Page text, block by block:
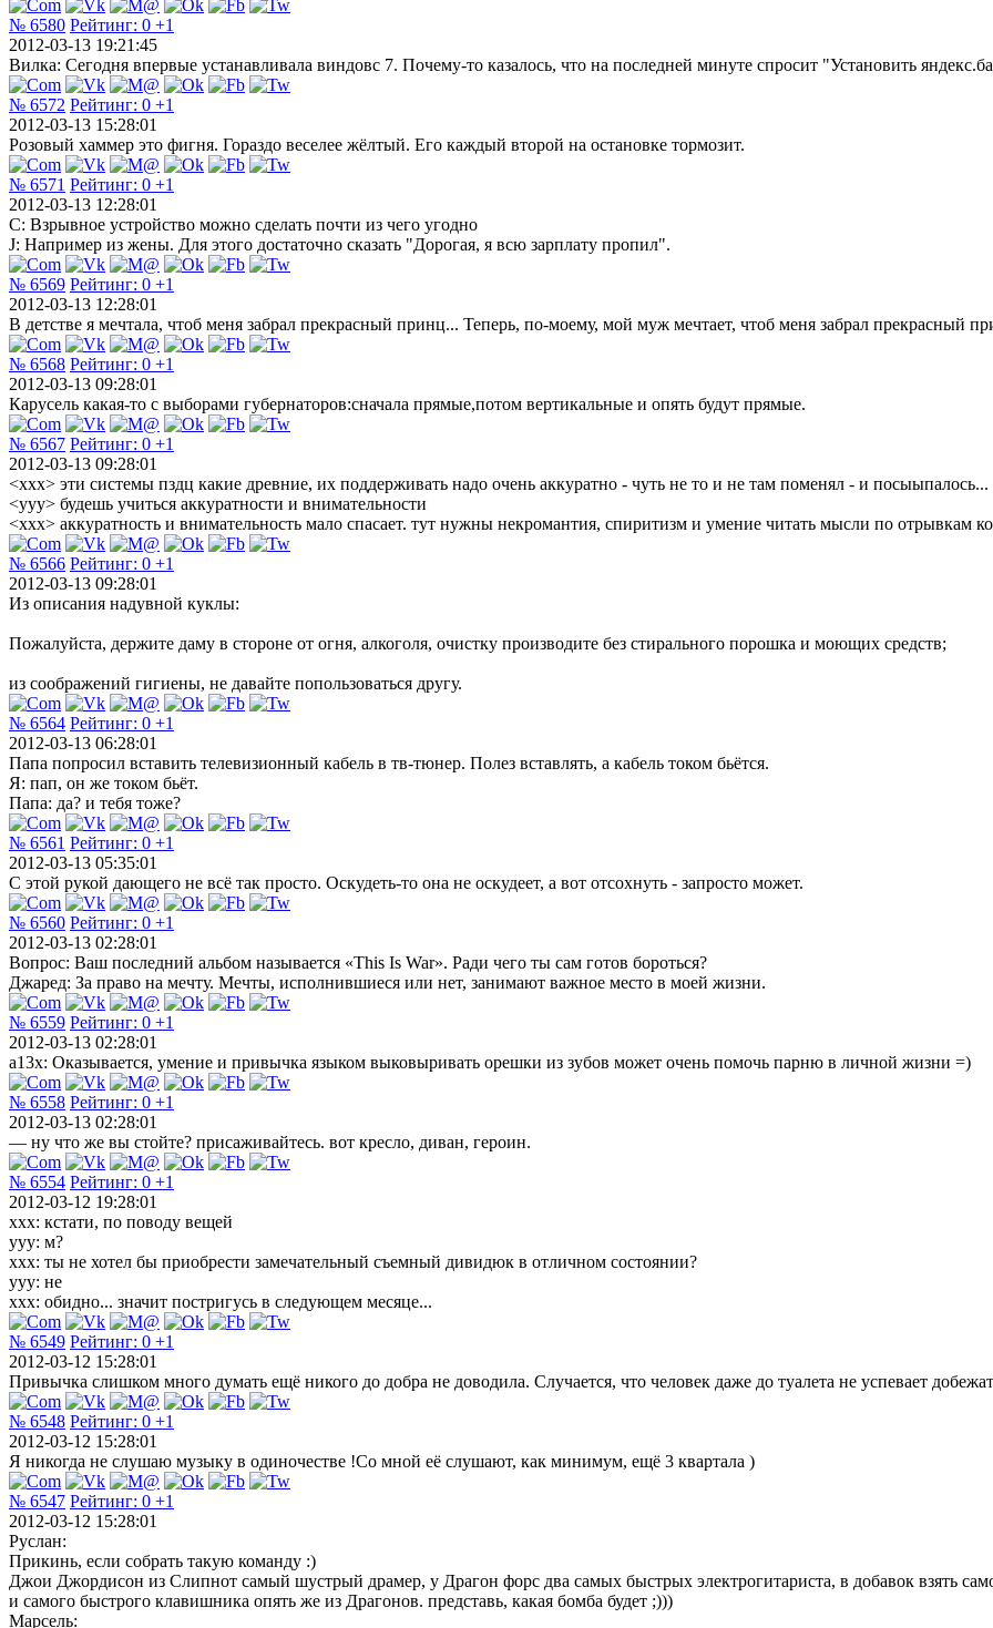
№ 6580 Рейтинг: 0 +1
2012-03-13 19:21:45
Вилка: Сегодня впервые устанавливала виндовс 7. Почему-то казалось, что на последней минуте спросит "Установить
№ 6572 Рейтинг: 0 +1
2012-03-13 15:28:01
Розовый хаммер это фигня. Гораздо веселее жёлтый. Его каждый второй на остановке тормозит.
№ 6571 Рейтинг: 0 +1
2012-03-13 12:28:01
C: Взрывное устройство можно сделать почти из чего угодно
J: Например из жены. Для этого достаточно сказать "Дорогая, я всю зарплату пропил".
№ 6569 Рейтинг: 0 +1
2012-03-13 12:28:01
В детстве я мечтала, чтоб меня забрал прекрасный принц... Теперь, по-моему, мой муж мечтает, чтоб меня забрал прекрасный
№ 6568 Рейтинг: 0 +1
2012-03-13 09:28:01
Карусель какая-то с выборами губернаторов:сначала прямые,потом вертикальные и опять будут прямые.
№ 6567 Рейтинг: 0 +1
2012-03-13 09:28:01
<xxx> эти системы пздц какие древние, их поддерживать надо очень аккуратно - чуть не то и не там поменял - и посыыпалось...
<yyy> будешь учиться аккуратности и внимательности
<xxx> аккуратность и внимательность мало спасает. тут нужны некромантия, спиритизм и умение читать мысли по отрывкам
№ 6566 Рейтинг: 0 +1
2012-03-13 09:28:01
Из описания надувной куклы:
Пожалуйста, держите даму в стороне от огня, алкоголя, очистку производите без стирального порошка и моющих средств;
из соображений гигиены, не давайте попользоваться другу.
№ 6564 Рейтинг: 0 +1
2012-03-13 06:28:01
Папа попросил вставить телевизионный кабель в тв-тюнер. Полез вставлять, а кабель током бьётся.
Я: пап, он же током бьёт.
Папа: да? и тебя тоже?
№ 6561 Рейтинг: 0 +1
2012-03-13 05:35:01
С этой рукой дающего не всё так просто. Оскудеть-то она не оскудеет, а вот отсохнуть - запросто может.
№ 6560 Рейтинг: 0 +1
2012-03-13 02:28:01
Вопрос: Ваш последний альбом называется «This Is War». Ради чего ты сам готов бороться?
Джаред: За право на мечту. Мечты, исполнившиеся или нет, занимают важное место в моей жизни.
№ 6559 Рейтинг: 0 +1
2012-03-13 02:28:01
a13x: Оказывается, умение и привычка языком выковыривать орешки из зубов может очень помочь парню в личной жизни =)
№ 6558 Рейтинг: 0 +1
2012-03-13 02:28:01
— ну что же вы стойте? присаживайтесь. вот кресло, диван, героин.
№ 6554 Рейтинг: 0 +1
2012-03-12 19:28:01
xxx: кстати, по поводу вещей
yyy: м?
xxx: ты не хотел бы приобрести замечательный съемный дивидюк в отличном состоянии?
yyy: не
xxx: обидно... значит постригусь в следующем месяце...
№ 6549 Рейтинг: 0 +1
2012-03-12 15:28:01
Привычка слишком много думать ещё никого до добра не доводила. Случается, что человек даже до туалета не успевает
№ 6548 Рейтинг: 0 +1
2012-03-12 15:28:01
Я никогда не слушаю музыку в одиночестве !Со мной её слушают, как минимум, ещё 3 квартала )
№ 6547 Рейтинг: 0 +1
2012-03-12 15:28:01
Руслан:
Прикинь, если собрать такую команду :)
Джои Джордисон из Слипнот самый шустрый драмер, у Драгон форс два самых быстрых электрогитариста, в добавок взять
и самого быстрого клавишника опять же из Драгонов. представь, какая бомба будет ;)))
Марсель: